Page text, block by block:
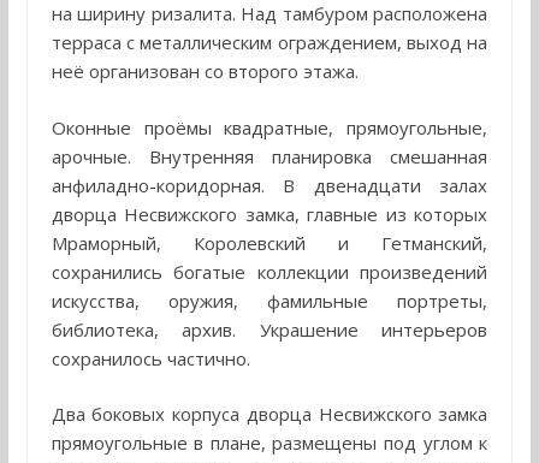
на ширину ризалита. Над тамбуром расположена
терраса с металлическим ограждением, выход на
неё организован со второго этажа.
Оконные проёмы квадратные, прямоугольные,
арочные. Внутренняя планировка смешанная
анфиладно-коридорная. В двенадцати залах
дворца Несвижского замка, главные из которых
Мраморный, Королевский и Гетманский,
сохранились богатые коллекции произведений
искусства, оружия, фамильные портреты,
библиотека, архив. Украшение интерьеров
сохранилось частично.
Два боковых корпуса дворца Несвижского замка
прямоугольные в плане, размещены под углом к